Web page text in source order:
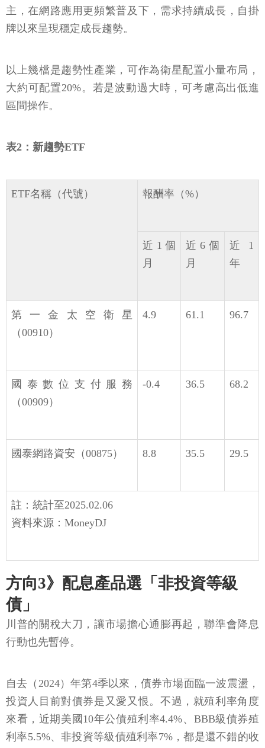
主，在網路應用更頻繁普及下，需求持續成長，自掛
牌以來呈現穩定成長趨勢。
以上幾檔是趨勢性產業，可作為衛星配置小量布局，
大約可配置20%。若是波動過大時，可考慮高出低進
區間操作。
表2：新趨勢ETF
ETF名稱（代號） 報酬率（%）
近1個
月
近6個
月
近1
年
第一金太空衛星
（00910）
4.9 61.1 96.7
國泰數位支付服務
（00909）
-0.4 36.5 68.2
國泰網路資安（00875） 8.8 35.5 29.5
註：統計至2025.02.06
資料來源：MoneyDJ
方向3》配息產品選「非投資等級
債」
川普的關稅大刀，讓市場擔心通膨再起，聯準會降息
行動也先暫停。
自去（2024）年第4季以來，債券市場面臨一波震盪，
投資人目前對債券是又愛又恨。不過，就殖利率角度
來看，近期美國10年公債殖利率4.4%、BBB級債券殖
利率5.5%、非投資等級債殖利率7%，都是還不錯的收